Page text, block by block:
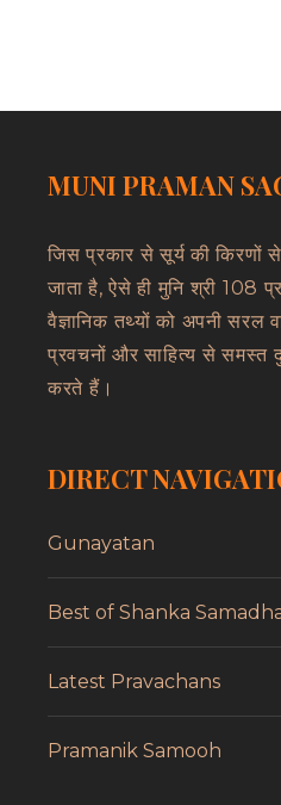
MUNI PRAMAN
जिस प्रकार से सूर्य की किरणों
जाता है, ऐसे ही मुनि श्री 108
वैज्ञानिक तथ्यों को अपनी सरल
प्रवचनों और साहित्य से समस्त
करते हैं।
DIRECT
Gunayatan
Best of Shanka
Latest Pravachans
Pramanik Samooh